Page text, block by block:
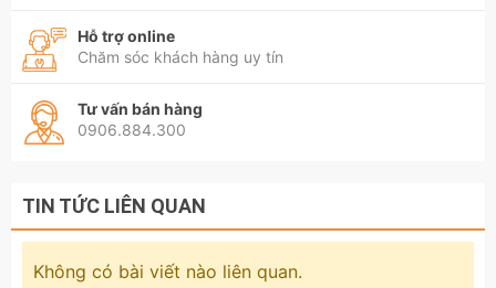
Hỗ trợ online
Chăm sóc khách hàng uy tín
Tư vấn bán hàng
0906.884.300
TIN TỨC LIÊN QUAN
Không có bài viết nào liên quan.